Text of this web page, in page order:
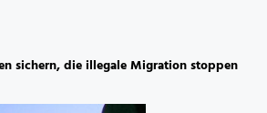
sichern, die illegale Migration stoppen